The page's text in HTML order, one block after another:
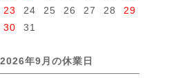
23
24 25 26 27 28
29
30
31
2026年9月の休業日